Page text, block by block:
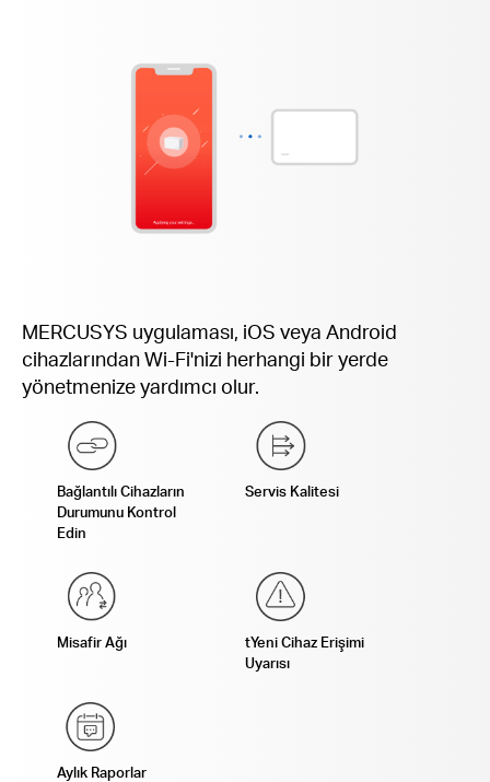
MERCUSYS uygulaması, iOS veya Android
cihazlarından Wi-Fi'nizi herhangi bir yerde
yönetmenize yardımcı olur.
Bağlantılı Cihazların
Durumunu Kontrol
Edin
Servis Kalitesi
Misafir Ağı
tYeni Cihaz Erişimi
Uyarısı
Aylık Raporlar